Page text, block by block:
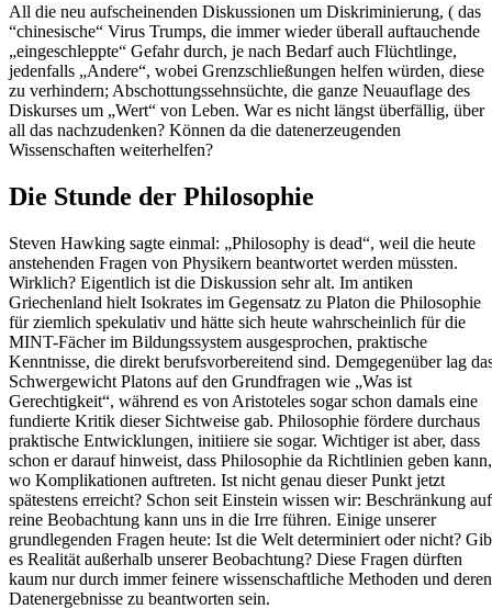
All die neu aufscheinenden Diskussionen um Diskriminierung, ( das
“chinesische“ Virus Trumps, die immer wieder überall auftauchende
„eingeschleppte“ Gefahr durch, je nach Bedarf auch Flüchtlinge,
jedenfalls „Andere“, wobei Grenzschließungen helfen würden, diese
zu verhindern; Abschottungssehnsüchte, die ganze Neuauflage des
Diskurses um „Wert“ von Leben. War es nicht längst überfällig, über
all das nachzudenken? Können da die datenerzeugenden
Wissenschaften weiterhelfen?
Die Stunde der Philosophie
Steven Hawking sagte einmal: „Philosophy is dead“, weil die heute
anstehenden Fragen von Physikern beantwortet werden müssten.
Wirklich? Eigentlich ist die Diskussion sehr alt. Im antiken
Griechenland hielt Isokrates im Gegensatz zu Platon die Philosophie
für ziemlich spekulativ und hätte sich heute wahrscheinlich für die
MINT-Fächer im Bildungssystem ausgesprochen, praktische
Kenntnisse, die direkt berufsvorbereitend sind. Demgegenüber lag
Schwergewicht Platons auf den Grundfragen wie „Was ist
Gerechtigkeit“, während es von Aristoteles sogar schon damals eine
fundierte Kritik dieser Sichtweise gab. Philosophie fördere durchaus
praktische Entwicklungen, initiiere sie sogar. Wichtiger ist aber, dass
schon er darauf hinweist, dass Philosophie da Richtlinien geben kann,
wo Komplikationen auftreten. Ist nicht genau dieser Punkt jetzt
spätestens erreicht? Schon seit Einstein wissen wir: Beschränkung auf
reine Beobachtung kann uns in die Irre führen. Einige unserer
grundlegenden Fragen heute: Ist die Welt determiniert oder nicht?
es Realität außerhalb unserer Beobachtung? Diese Fragen dürften
kaum nur durch immer feinere wissenschaftliche Methoden und deren
Datenergebnisse zu beantworten sein.